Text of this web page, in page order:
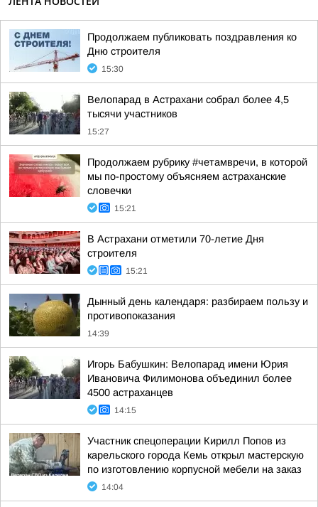
Продолжаем публиковать поздравления ко
Дню строителя
15:30
Велопарад в Астрахани собрал более 4,5
тысячи участников
15:27
Продолжаем рубрику #четамвречи, в которой
мы по-простому объясняем астраханские
словечки
15:21
В Астрахани отметили 70-летие Дня
строителя
15:21
Дынный день календаря: разбираем пользу и
противопоказания
14:39
Игорь Бабушкин: Велопарад имени Юрия
Ивановича Филимонова объединил более
4500 астраханцев
14:15
Участник спецоперации Кирилл Попов из
карельского города Кемь открыл мастерскую
по изготовлению корпусной мебели на заказ
14:04